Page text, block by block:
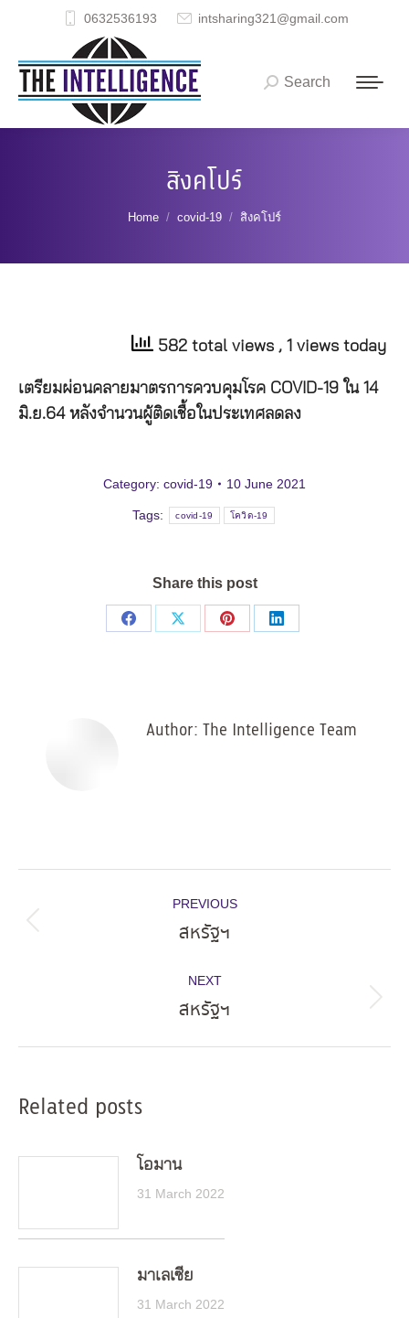
0632536193 intsharing321@gmail.com
Search:
Search
สิงคโปร์
You are here:
Home covid-19 สิงคโปร์
582 total views , 1 views today
เตรียมผ่อนคลายมาตรการควบคุมโรค COVID-19 ใน 14
มิ.ย.64 หลังจำนวนผู้ติดเชื้อในประเทศลดลง
Category: covid-19 10 June 2021
Tags: covid-19 โควิด-19
Share this post
Share
Share
Share
Share
Author: The Intelligence Team
navigation
PREVIOUS
Previous
สหรัฐฯ
NEXT
Next
สหรัฐฯ
Related posts
โอมาน
31 March 2022
มาเลเซีย
31 March 2022